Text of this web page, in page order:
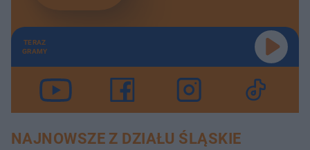
TERAZ
GRAMY
NAJNOWSZE Z DZIAŁU ŚLĄSKIE